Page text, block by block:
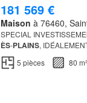
181 569 €
Maison à 76460,
SPECIAL
ÈS-PLAINS,
bâtir favorisant un accès
5 pièces 80 m²